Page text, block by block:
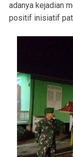
adanya kejadian
positif inisiatif